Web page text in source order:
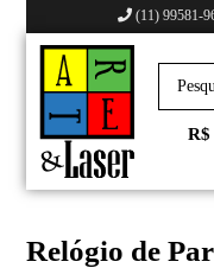
(11) 99581-
R$
Relógio de